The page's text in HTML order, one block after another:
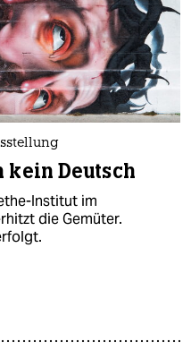
kein Deutsch
Institut im
die Gemüter.